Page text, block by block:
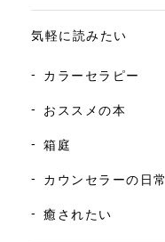
気軽に読みたい
カラーセラピー
おススメの本
箱庭
カウンセラーの日常
癒されたい